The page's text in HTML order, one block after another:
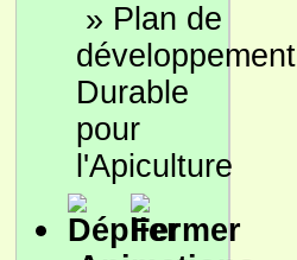
» Plan de
développement
Durable
pour
l'Apiculture